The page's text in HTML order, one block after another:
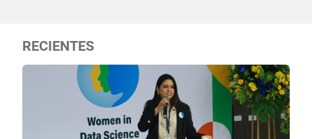
RECIENTES